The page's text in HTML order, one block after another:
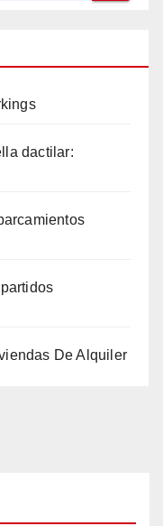
dactilar:
De Alquiler